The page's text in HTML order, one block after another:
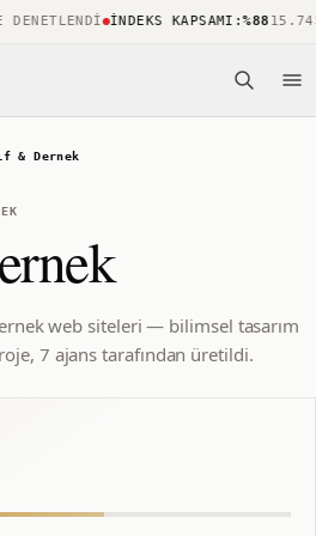
İNDEKS KAPSAMI:%8815.743
& Dernek
web siteleri — bilimsel tasarım
7 ajans tarafından üretildi.